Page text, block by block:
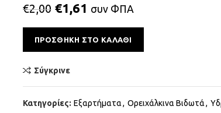
€2,00 €1,61 συν ΦΠΑ
ΠΡΟΣΘΉΚΗ ΣΤΟ ΚΑΛΆΘΙ
Σύγκρινε
Κατηγορίες: Εξαρτήματα, Ορειχάλκινα Βιδωτά,